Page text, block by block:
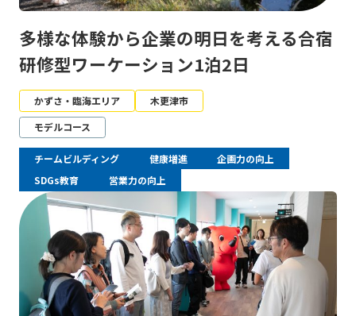
多様な体験から企業の明日を考える合宿
研修型ワーケーション1泊2日
かずさ・臨海エリア
木更津市
モデルコース
チームビルディング 健康増進
企画力の向上
SDGs教育
営業力の向上